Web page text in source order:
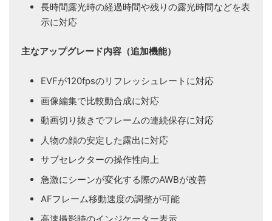
長時間露光時の経過時間や残りの露光時間などを表
示に対応
主なアップグレード内容（追加機能）
EVFが120fpsのリフレッシュレートに対応
画像編集で比較動合成に対応
動画切り抜きでフレームの連続保存に対応
人物の顔の安定した露出に対応
サブセレクターの操作性向上
急激にシーンが変化する際のAWBが改善
AFフレーム移動速度の調整が可能
高速撮影時のインジケーター表示